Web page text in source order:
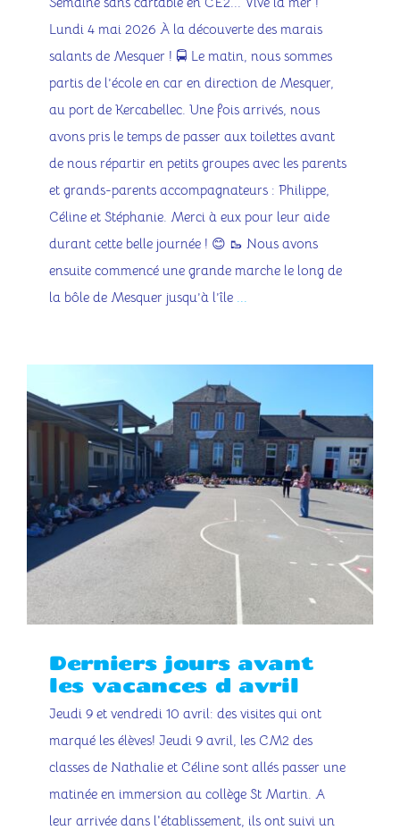
Lundi 4 mai 2026 À la découverte des marais
salants de Mesquer ! 🚍 Le matin, nous sommes
partis de l’école en car en direction de Mesquer,
au port de Kercabellec. Une fois arrivés, nous
avons pris le temps de passer aux toilettes avant
de nous répartir en petits groupes avec les parents
et grands-parents accompagnateurs : Philippe,
Céline et Stéphanie. Merci à eux pour leur aide
durant cette belle journée ! 😊 🥾 Nous avons
ensuite commencé une grande marche le long de
la bôle de Mesquer jusqu’à l’île ...
Derniers jours avant
les vacances d avril
Jeudi 9 et vendredi 10 avril: des visites qui ont
marqué les élèves! Jeudi 9 avril, les CM2 des
classes de Nathalie et Céline sont allés passer une
matinée en immersion au collège St Martin. A
leur arrivée dans l'établissement, ils ont suivi un